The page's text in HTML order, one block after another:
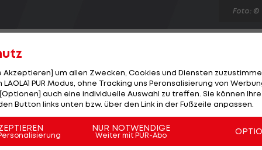
Foto: ©
bei den Olympischen Spielen in London ist
nach einem Sturz im Cross-Country-Bewerb früh
sich die Tirolerin mit dem 15. Platz begnügen. Gold
Halbzeit des Rennens von ihren Konkurrentinnen löst.
Akzeptieren] um allen Zwecken, Cookies und Diensten
PUR Modus, ohne Tracking uns Peronsalisierung von
auch eine individuelle Auswahl zu treffen. Sie können
Button links unten bzw. über den Link in der Fußzeile anpassen.
NUR NOTWENDIGE
Weiter mit PUR-Abo